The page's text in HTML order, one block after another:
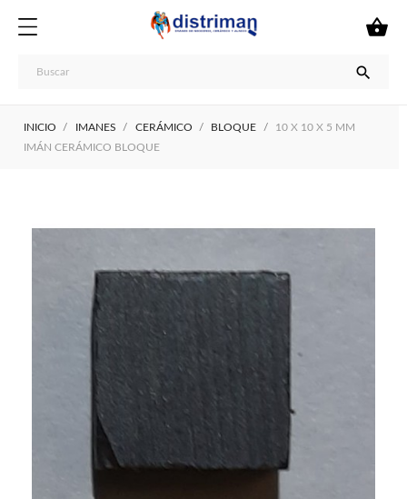


INICIO IMANES CERÁMICO BLOQUE
10 X 10 X 5 MM
IMÁN CERÁMICO BLOQUE